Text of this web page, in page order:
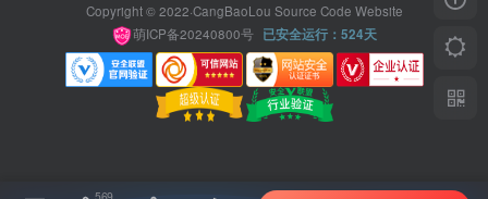
Copyright © 2022·CangBaoLou Source Code Website
萌ICP备20240800号 已安全运行：524天